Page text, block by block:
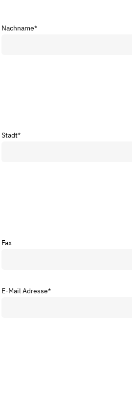
Nachname*
Stadt*
Fax
E-Mail Adresse*